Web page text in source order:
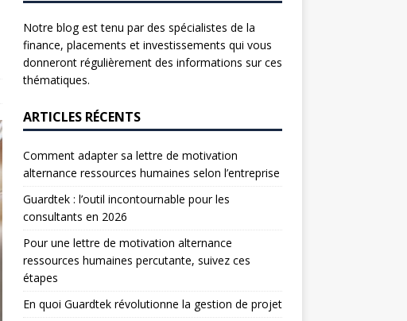
Notre blog est tenu par des spécialistes de la
finance, placements et investissements qui vous
donneront régulièrement des informations sur ces
thématiques.
ARTICLES RÉCENTS
Comment adapter sa lettre de motivation
alternance ressources humaines selon l’entreprise
Guardtek : l’outil incontournable pour les
consultants en 2026
Pour une lettre de motivation alternance
ressources humaines percutante, suivez ces
étapes
En quoi Guardtek révolutionne la gestion de projet